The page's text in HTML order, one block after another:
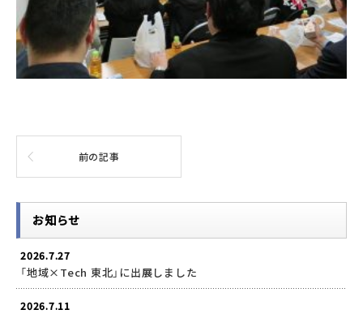
前の記事
お知らせ
2026.7.27
「地域×Tech 東北」に出展しました
2026.7.11